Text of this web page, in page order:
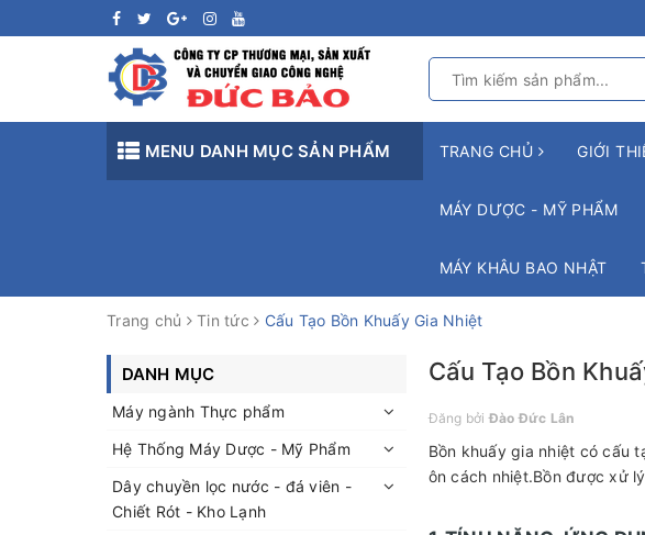
MENU DANH MỤC SẢN PHẨM TRANG CHỦ GIỚI
MÁY DƯỢC - MỸ PHẨM
MÁY KHÂU BAO NHẬT
Trang chủ Tin tức Cấu Tạo Bồn Khuấy Gia Nhiệt
Cấu Tạo Bồn
Đăng bởiĐào Đức Lân
Bồn khuấy gia nhiệt có cấu
ôn cách nhiệt.Bồn được xử
DANH MỤC
Máy ngành Thực phẩm
Hệ Thống Máy Dược - Mỹ Phẩm
Dây chuyền lọc nước - đá viên -
Chiết Rót - Kho Lạnh